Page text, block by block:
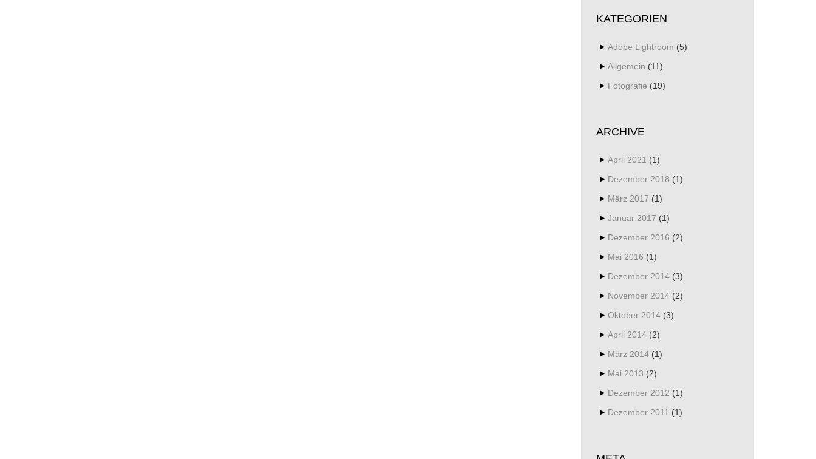
KATEGORIEN
Adobe Lightroom (5)
Allgemein (11)
Fotografie (19)
ARCHIVE
April 2021 (1)
Dezember 2018 (1)
März 2017 (1)
Januar 2017 (1)
Dezember 2016 (2)
Mai 2016 (1)
Dezember 2014 (3)
November 2014 (2)
Oktober 2014 (3)
April 2014 (2)
März 2014 (1)
Mai 2013 (2)
Dezember 2012 (1)
Dezember 2011 (1)